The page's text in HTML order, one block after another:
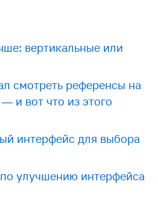
вертикальные или
смотреть референсы на
и вот что из этого
интерфейс для выбора
улучшению интерфейса